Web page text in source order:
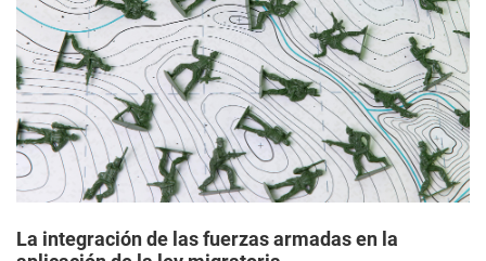
La integración de las fuerzas armadas en la
aplicación de la ley migratoria
24/06/2025 11:33 |Editores
La administración Trump ha estado articulando una
movilización amplia y sin precedentes de la Guardia Nacional
migratorio en el interior de Estados Un...